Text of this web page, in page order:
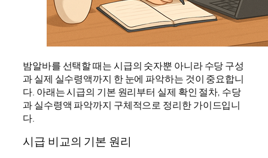
밤알바를 선택할 때는 시급의 숫자뿐 아니라 수당 구성
과 실제 실수령액까지 한 눈에 파악하는 것이 중요합니
다. 아래는 시급의 기본 원리부터 실제 확인 절차, 수당
과 실수령액 파악까지 구체적으로 정리한 가이드입니
다.
시급 비교의 기본 원리